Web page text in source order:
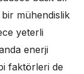
bir mühendislik
yeterli
enerji
faktörleri de